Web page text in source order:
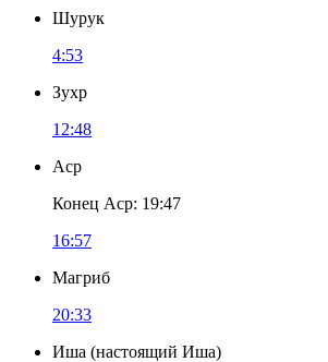
Шурук
4:53
Зухр
12:48
Аср
Конец Аср: 19:47
16:57
Магриб
20:33
Иша (настоящий Иша)